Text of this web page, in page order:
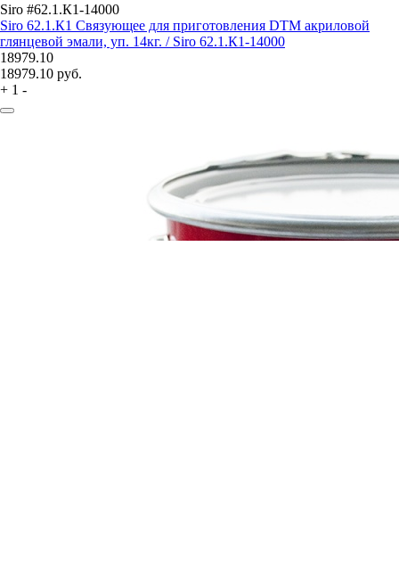
Siro #62.1.К1-14000
Siro 62.1.К1 Связующее для приготовления DTM акриловой
глянцевой эмали, уп. 14кг. / Siro 62.1.К1-14000
18979.10
18979.10 руб.
+ 1 -